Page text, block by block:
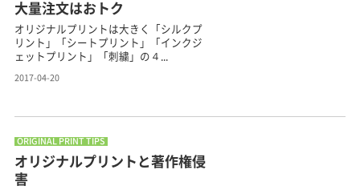
大量注文はおトク
オリジナルプリントは大きく「シルクプ
リント」「シートプリント」「インクジ
ェットプリント」「刺繍」の４...
2017-04-20
ORIGINAL PRINT TIPS
オリジナルプリントと著作権侵
害